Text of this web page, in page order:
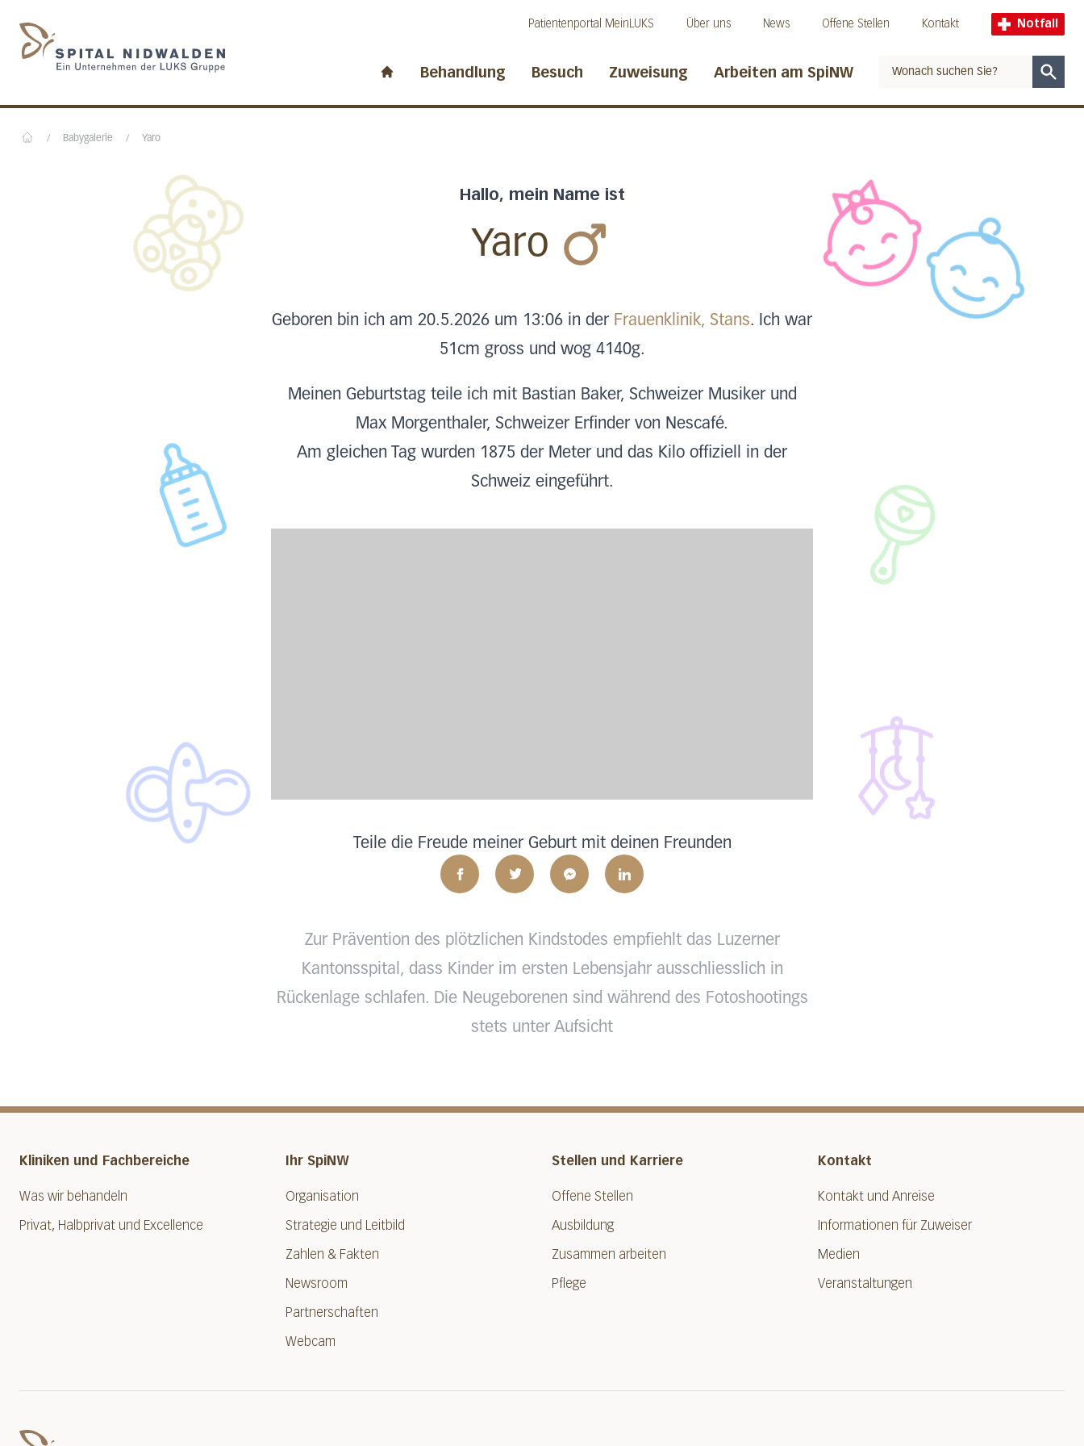
Patientenportal MeinLUKS Über uns News Offene Stellen Kontakt Notfall
Behandlung Besuch Zuweisung Arbeiten am SpiNW
/ Babygalerie / Yaro
Hallo, mein Name ist
Yaro
Geboren bin ich am 20.5.2026 um 13:06 in der Frauenklinik, Stans. Ich war
51cm gross und wog 4140g.
Meinen Geburtstag teile ich mit Bastian Baker, Schweizer Musiker und
Max Morgenthaler, Schweizer Erfinder von Nescafé.
Am gleichen Tag wurden 1875 der Meter und das Kilo offiziell in der
Schweiz eingeführt.
Teile die Freude meiner Geburt mit deinen Freunden
Zur Prävention des plötzlichen Kindstodes empfiehlt das Luzerner
Kantonsspital, dass Kinder im ersten Lebensjahr ausschliesslich in
Rückenlage schlafen. Die Neugeborenen sind während des Fotoshootings
stets unter Aufsicht
Kliniken und Fachbereiche
Was wir behandeln
Privat, Halbprivat und Excellence
Ihr SpiNW
Organisation
Strategie und Leitbild
Zahlen & Fakten
Newsroom
Partnerschaften
Webcam
Stellen und Karriere
Offene Stellen
Ausbildung
Zusammen arbeiten
Pflege
Kontakt
Kontakt und Anreise
Informationen für Zuweiser
Medien
Veranstaltungen